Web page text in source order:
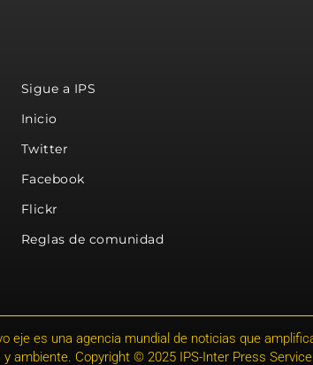
Sigue a IPS
Inicio
Twitter
Facebook
Flickr
Reglas de comunidad
eje es una agencia mundial de noticias que
ambiente. Copyright © 2025 IPS-Inter Press